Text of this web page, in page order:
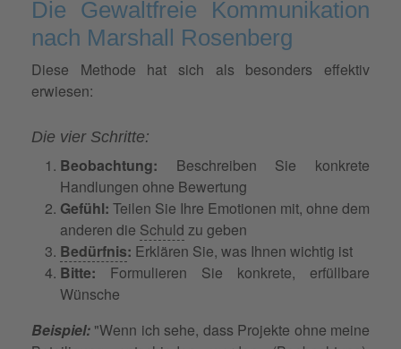
Die Gewaltfreie Kommunikation
nach Marshall Rosenberg
Diese Methode hat sich als besonders effektiv
erwiesen:
Die vier Schritte:
Beobachtung: Beschreiben Sie konkrete
Handlungen ohne Bewertung
Gefühl: Teilen Sie Ihre Emotionen mit, ohne dem
anderen die Schuld zu geben
Bedürfnis: Erklären Sie, was Ihnen wichtig ist
Bitte: Formulieren Sie konkrete, erfüllbare
Wünsche
Beispiel: "Wenn ich sehe, dass Projekte ohne meine